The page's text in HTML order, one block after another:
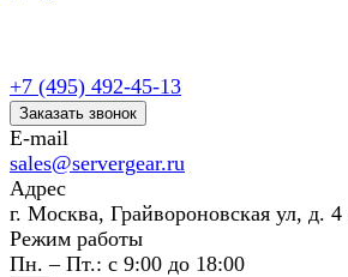
+7 (495) 492-45-13
Заказать звонок
E-mail
sales@servergear.ru
Адрес
г. Москва, Грайвороновская ул, д.
Режим работы
Пн. – Пт.: с 9:00 до 18:00